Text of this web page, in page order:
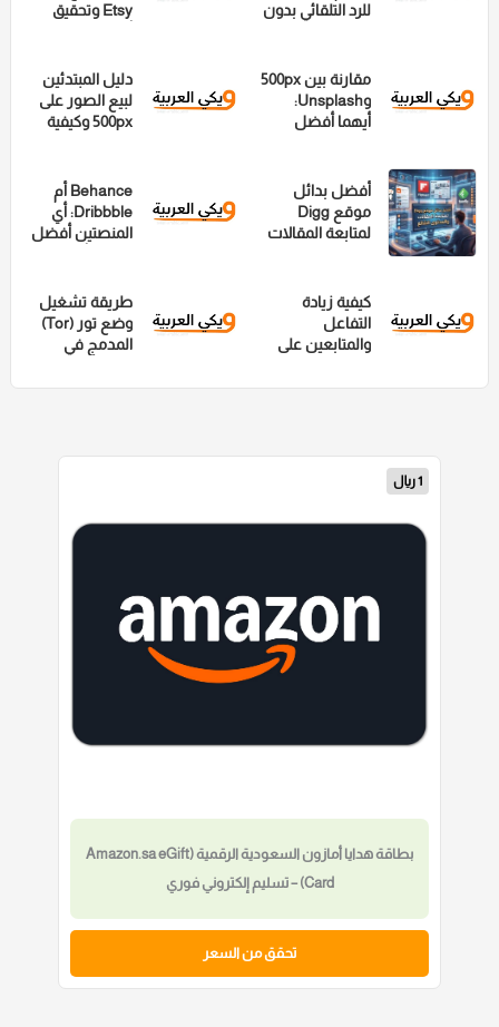
للرد التلقائي بدون
Etsy وتحقيق
مقارنة بين 500px
وUnsplash:
أيهما أفضل
دليل المبتدئين
لبيع الصور على
500px وكيفية
أفضل بدائل
موقع Digg
لمتابعة المقالات
Behance أم
Dribbble: أي
المنصتين أفضل
كيفية زيادة
التفاعل
والمتابعين على
طريقة تشغيل
وضع تور (Tor)
المدمج في
الأندرويد لتصفح
1 ريال
بطاقة هدايا أمازون السعودية الرقمية (Amazon.sa eGift
Card) – تسليم إلكتروني فوري
تحقق من السعر